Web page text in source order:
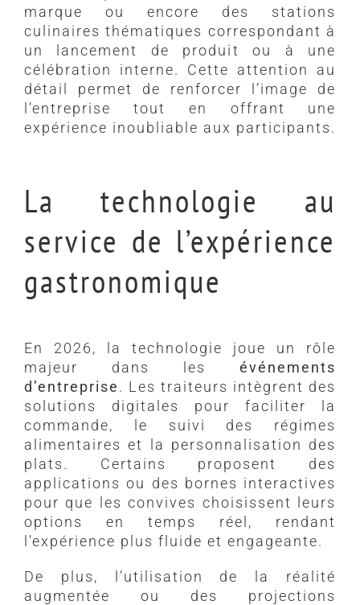
marque ou encore des stations
culinaires thématiques correspondant à
un lancement de produit ou à une
célébration interne. Cette attention au
détail permet de renforcer l’image de
l’entreprise tout en offrant une
expérience inoubliable aux participants.
La technologie au
service de l’expérience
gastronomique
En 2026, la technologie joue un rôle
majeur dans lesévénements
d’entreprise. Les traiteurs intègrent des
solutions digitales pour faciliter la
commande, le suivi des régimes
alimentaires et la personnalisation des
plats. Certains proposent des
applications ou des bornes interactives
pour que les convives choisissent leurs
options en temps réel, rendant
l’expérience plus fluide et engageante.
De plus, l’utilisation de la réalité
augmentée ou des projections